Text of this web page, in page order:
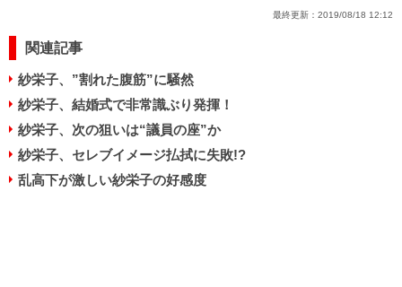
最終更新： 2019/08/18 12:12
関連記事
紗栄子、”割れた腹筋”に騒然
紗栄子、結婚式で非常識ぶり発揮！
紗栄子、次の狙いは“議員の座”か
紗栄子、セレブイメージ払拭に失敗!?
乱高下が激しい紗栄子の好感度